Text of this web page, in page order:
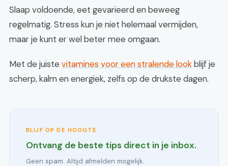
Slaap voldoende, eet gevarieerd en beweeg
regelmatig. Stress kun je niet helemaal vermijden,
maar je kunt er wel beter mee omgaan.
Met de juiste vitamines voor een stralende lookblijf je
scherp, kalm en energiek, zelfs op de drukste dagen.
BLIJF OP DE HOOGTE
Ontvang de beste tips direct in je inbox.
Geen spam. Altijd afmelden mogelijk.